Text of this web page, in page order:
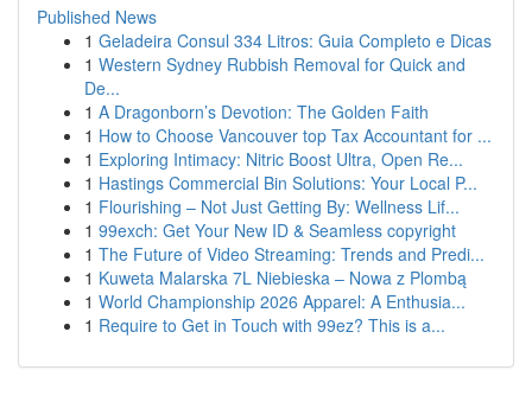
Published News
1 Geladeira Consul 334 Litros: Guia Completo e Dicas
1 Western Sydney Rubbish Removal for Quick and
De...
1 A Dragonborn’s Devotion: The Golden Faith
1 How to Choose Vancouver top Tax Accountant for ...
1 Exploring Intimacy: Nitric Boost Ultra, Open Re...
1 Hastings Commercial Bin Solutions: Your Local P...
1 Flourishing – Not Just Getting By: Wellness Lif...
1 99exch: Get Your New ID & Seamless copyright
1 The Future of Video Streaming: Trends and Predi...
1 Kuweta Malarska 7L Niebieska – Nowa z Plombą
1 World Championship 2026 Apparel: A Enthusia...
1 Require to Get in Touch with 99ez? This is a...